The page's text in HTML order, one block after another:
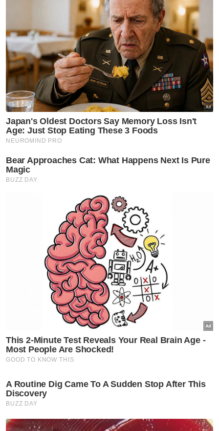
bergabung perjuangan di dalam misi
bersama dengan menjadikan rasuah sebagai
musuh bersama dengan matlamat bersama
iaitu menyelamatkan Malaysia daripada
rasuah!.
“PM inilah kesungguhan kami
#RasuahBusters yang akan terus kritis demi
negara, tidak pernah putus asa untuk
bersama akar umbi memberikan kesedaran
dan kefahaman kepada masyarakat.
“Dan terus menerus membawa desakan agar
pemerintah, wakil-wakil rakyat dan
pemegang taruh di negara ini, agar benar-
benar mempunyai iltizam yang tinggi untuk
menamatkan riwayat rantaian rasuah ini
kerana kita tidak lagi mahu melihat siapa pun
jua terzalimi maruahnya kerana rasuah dan
moral yang keji,” katanya.
Berita Telus & Tulus menerusi E-Mel setiap
Muat turun aplikasi Sinar Harian.